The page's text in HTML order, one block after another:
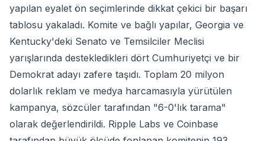
yapılan eyalet ön seçimlerinde dikkat çekici bir başarı
tablosu yakaladı. Komite ve bağlı yapılar, Georgia ve
Kentucky'deki Senato ve Temsilciler Meclisi
yarışlarında destekledikleri dört Cumhuriyetçi ve bir
Demokrat adayı zafere taşıdı. Toplam 20 milyon
dolarlık reklam ve medya harcamasıyla yürütülen
kampanya, sözcüler tarafından "6-0'lık tarama"
olarak değerlendirildi. Ripple Labs ve Coinbase